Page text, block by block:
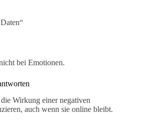
bei Emotionen.
Wirkung einer negativen
auch wenn sie online bleibt.